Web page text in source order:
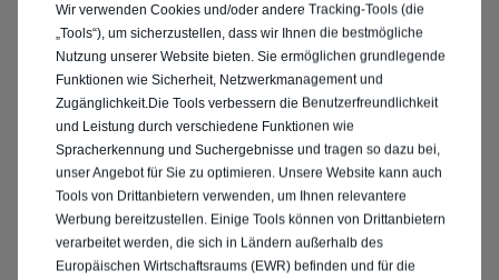
ENTDECKEN SIE ALLE
PEUGEOT 2008 IN
ELMSHORN
Wir verwenden Cookies und/oder andere Tracking-Tools (die
„Tools“), um sicherzustellen, dass wir Ihnen die bestmögliche
Nutzung unserer Website bieten. Sie ermöglichen grundlegende
Funktionen wie Sicherheit, Netzwerkmanagement und
Zugänglichkeit.Die Tools verbessern die Benutzerfreundlichkeit
und Leistung durch verschiedene Funktionen wie
Spracherkennung und Suchergebnisse und tragen so dazu bei,
unser Angebot für Sie zu optimieren. Unsere Website kann auch
Tools von Drittanbietern verwenden, um Ihnen relevantere
Werbung bereitzustellen. Einige Tools können von Drittanbietern
verarbeitet werden, die sich in Ländern außerhalb des
Europäischen Wirtschaftsraums (EWR) befinden und für die